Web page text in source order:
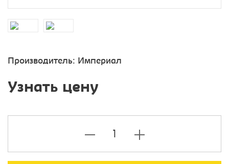
Производитель: Империал
Узнать цену